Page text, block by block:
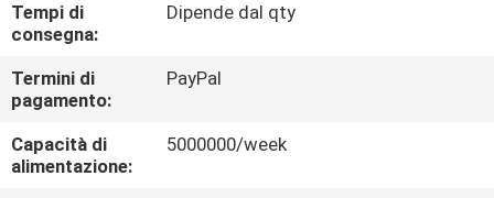
NOTIZIE
CASI
Tempi di
consegna:
Dipende dal qty
Termini di
pagamento:
PayPal
Capacità di
alimentazione:
5000000/week